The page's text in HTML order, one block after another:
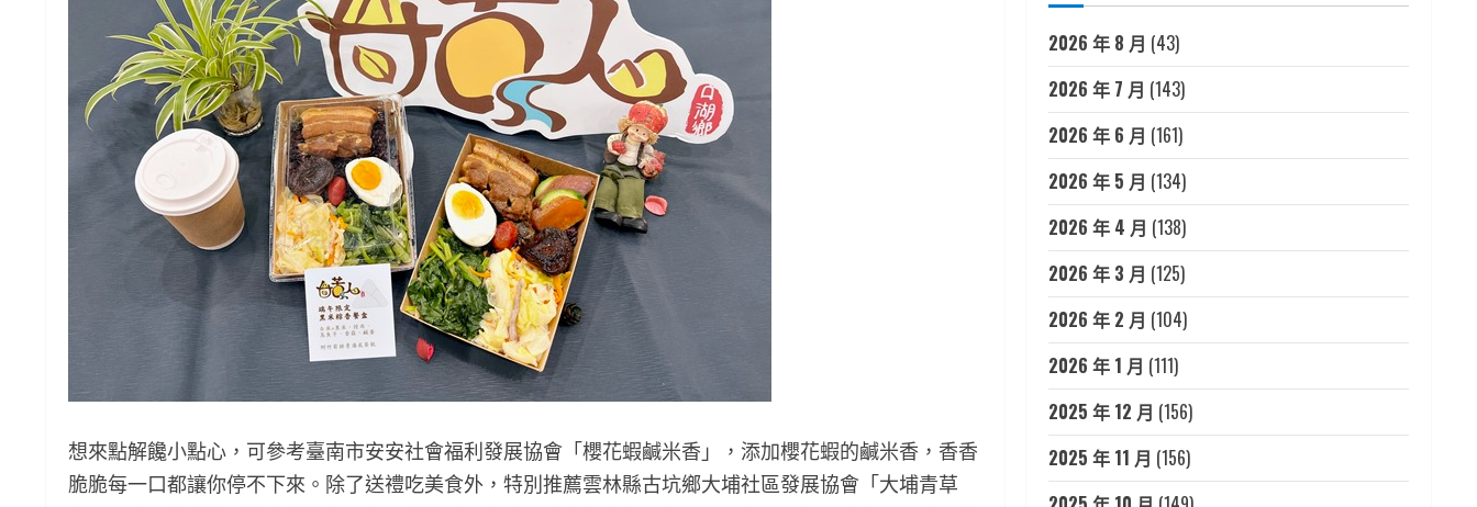
想來點解饞小點心，可參考臺南市安安社會福利發展協會「櫻花蝦鹹米香」，添加櫻花蝦的鹹米香，香香
脆脆每一口都讓你停不下來。除了送禮吃美食外，特別推薦雲林縣古坑鄉大埔社區發展協會「大埔青草
2026 年 8 月 (43)
2026 年 7 月 (143)
2026 年 6 月 (161)
2026 年 5 月 (134)
2026 年 4 月 (138)
2026 年 3 月 (125)
2026 年 2 月 (104)
2026 年 1 月 (111)
2025 年 12 月 (156)
2025 年 11 月 (156)